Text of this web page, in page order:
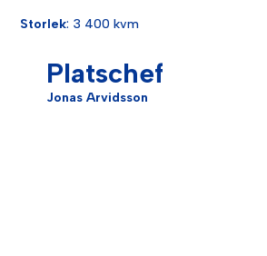
Storlek: 3 400 kvm
Platschef
Jonas Arvidsson